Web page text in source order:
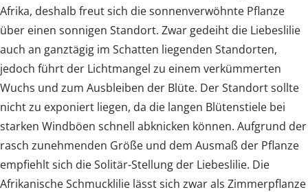
Afrika, deshalb freut sich die sonnenverwöhnte Pflanze
über einen sonnigen Standort. Zwar gedeiht die Liebeslilie
auch an ganztägig im Schatten liegenden Standorten,
jedoch führt der Lichtmangel zu einem verkümmerten
Wuchs und zum Ausbleiben der Blüte. Der Standort sollte
nicht zu exponiert liegen, da die langen Blütenstiele bei
starken Windböen schnell abknicken können. Aufgrund der
rasch zunehmenden Größe und dem Ausmaß der Pflanze
empfiehlt sich die Solitär-Stellung der Liebeslilie. Die
Afrikanische Schmucklilie lässt sich zwar als Zimmerpflanze